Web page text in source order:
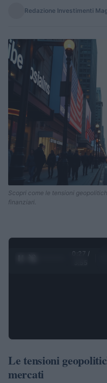
Redazione Investimenti
Scopri come le tensioni
finanziari.
0:28 /
Le tensioni
mercati